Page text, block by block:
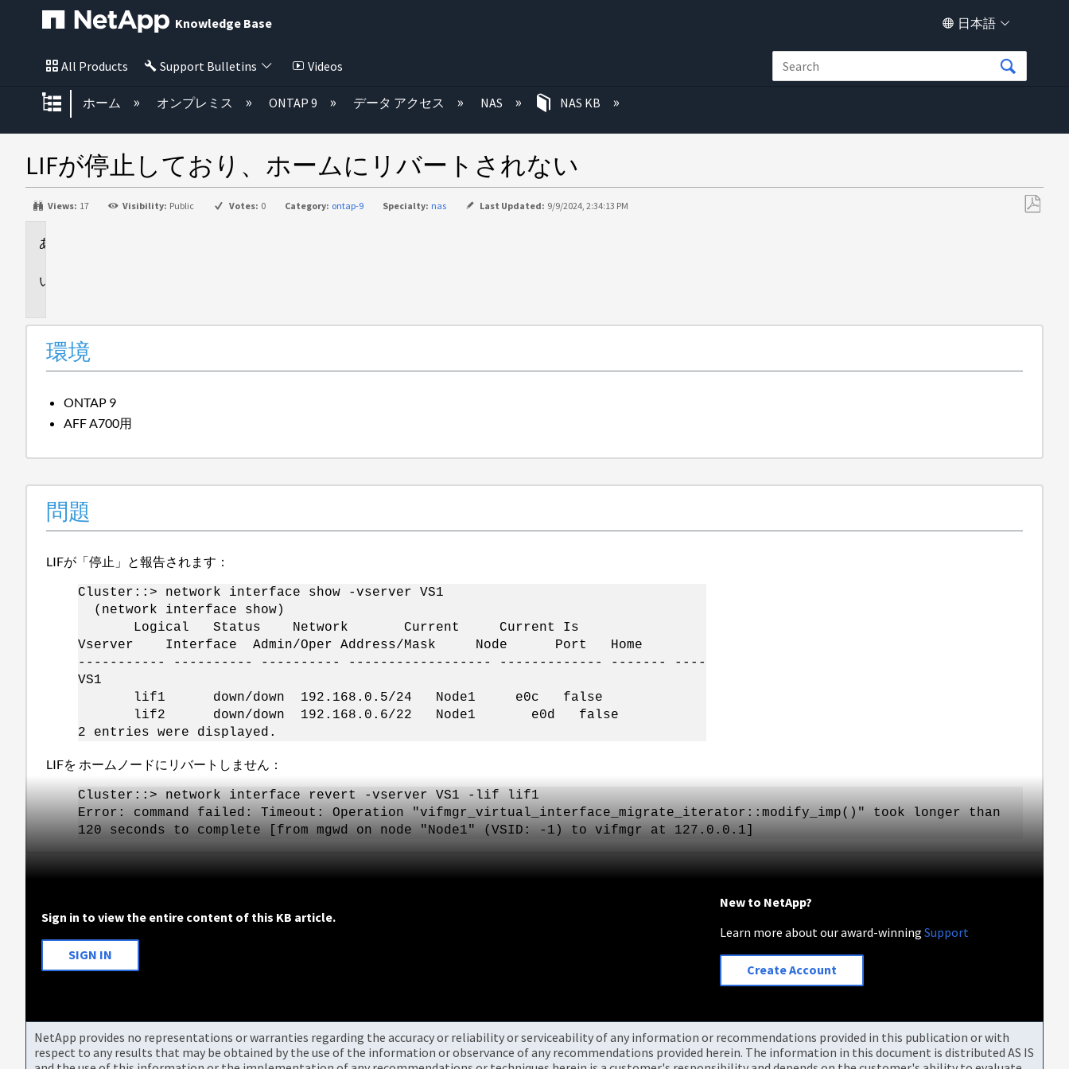
Knowledge Base 日本語
All Products Support Bulletins Videos
グローバル階層を展開/折りたたむ
ホーム オンプレミス ONTAP 9 データ アクセス NAS NAS KB
LIFが停止しており、ホームにリバートされない
Views: 17 Visibility: Public Votes: 0 Category: ontap-9 Specialty: nas Last Updated: 9/9/2024, 2:34:13 PM
環境
ONTAP 9
AFF A700用
問題
LIFが「停止」と報告されます：
Cluster::> network interface show -vserver VS1
(network interface show)
Logical Status Network Current Current Is
Vserver Interface Admin/Oper Address/Mask Node Port Home
----------- ---------- ---------- ------------------ ------------- ------- ----
VS1
lif1 down/down 192.168.0.5/24 Node1 e0c false
lif2 down/down 192.168.0.6/22 Node1 e0d false
2 entries were displayed.
LIFを ホームノードにリバートしません：
Cluster::> network interface revert -vserver VS1 -lif lif1
Error: command failed: Timeout: Operation "vifmgr_virtual_interface_migrate_iterator::modify_imp()" took longer than
120 seconds to complete [from mgwd on node "Node1" (VSID: -1) to vifmgr at 127.0.0.1]
Sign in to view the entire content of this KB article.
SIGN IN
New to NetApp?
Learn more about our award-winningSupport
Create Account
NetApp provides no representations or warranties regarding the accuracy or reliability or serviceability of any information or recommendations provided in this publication or with
respect to any results that may be obtained by the use of the information or observance of any recommendations provided herein. The information in this document is distributed AS IS